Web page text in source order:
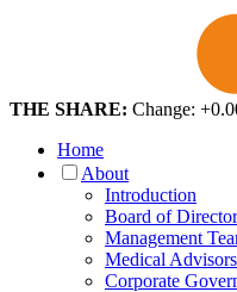
THE SHARE: Change:
Home
About
Introduction
Board of
Management
Medical Advisors
Corporate